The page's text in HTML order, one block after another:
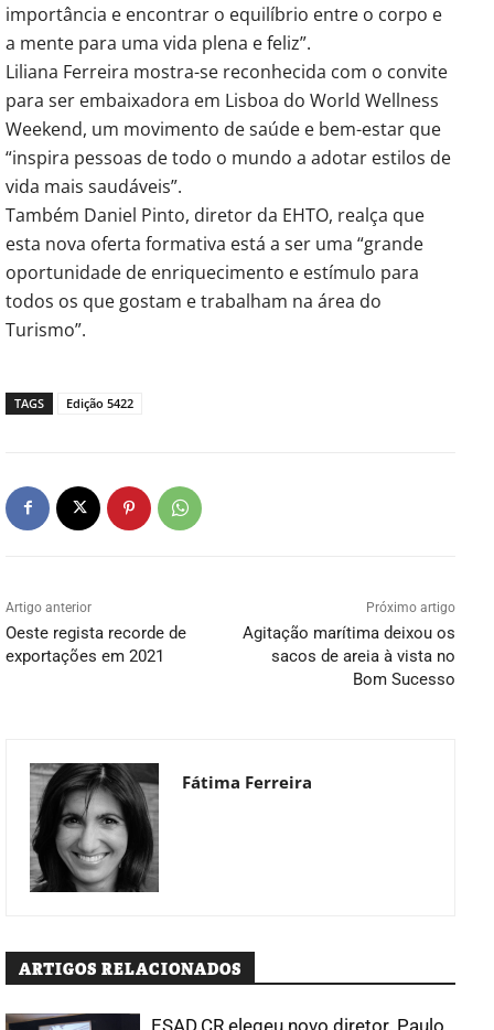
importância e encontrar o equilíbrio entre o corpo e
a mente para uma vida plena e feliz”.
Liliana Ferreira mostra-se reconhecida com o convite
para ser embaixadora em Lisboa do World Wellness
Weekend, um movimento de saúde e bem-estar que
“inspira pessoas de todo o mundo a adotar estilos de
vida mais saudáveis”.
Também Daniel Pinto, diretor da EHTO, realça que
esta nova oferta formativa está a ser uma “grande
oportunidade de enriquecimento e estímulo para
todos os que gostam e trabalham na área do
Turismo”.
TAGS Edição 5422
Artigo anterior
Oeste regista recorde de
exportações em 2021
Próximo artigo
Agitação marítima deixou os
sacos de areia à vista no
Bom Sucesso
Fátima Ferreira
ARTIGOS RELACIONADOS
ESAD.CR elegeu novo diretor. Paulo